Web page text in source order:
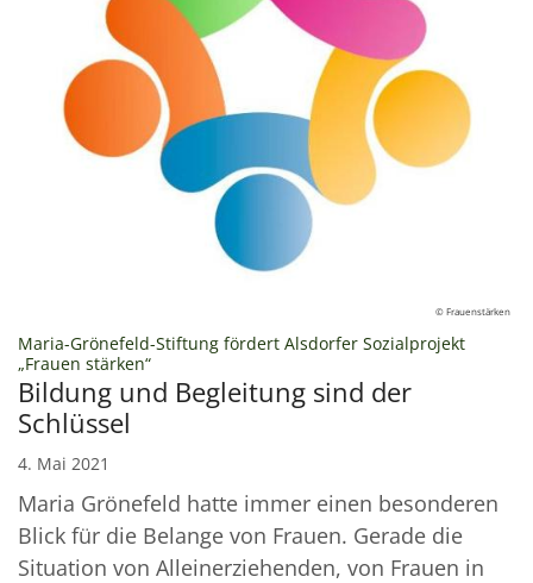
© Frauenstärken
Maria-Grönefeld-Stiftung fördert Alsdorfer Sozialprojekt
„Frauen stärken“:
Bildung und Begleitung sind der
Schlüssel
4. Mai 2021
Maria Grönefeld hatte immer einen besonderen
Blick für die Belange von Frauen. Gerade die
Situation von Alleinerziehenden, von Frauen in